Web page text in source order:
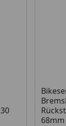
68mm